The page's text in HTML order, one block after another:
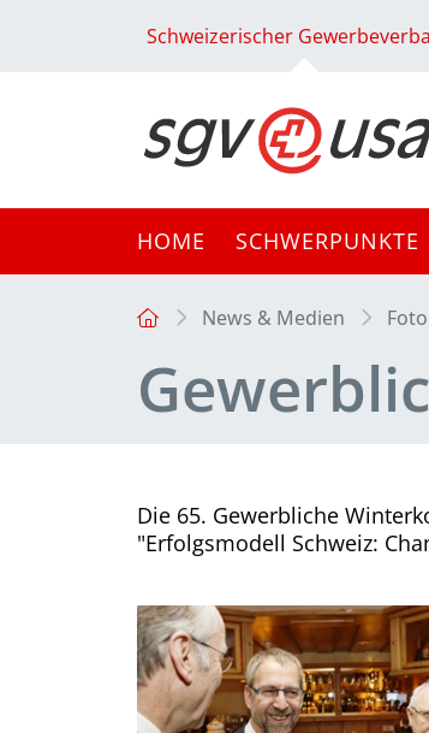
Schweizerischer
HOME SCHWERPUNKTE
News & Medien
Die 65. Gewerbliche
"Erfolgsmodell Schweiz: